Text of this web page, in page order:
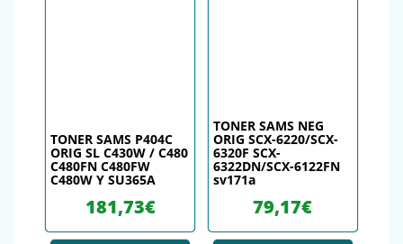
TONER SAMS P404C
ORIG SL C430W / C480
C480FN C480FW
C480W Y SU365A
181,73€
TONER SAMS NEG
ORIG SCX-6220/SCX-
6320F SCX-
6322DN/SCX-6122FN
sv171a
79,17€